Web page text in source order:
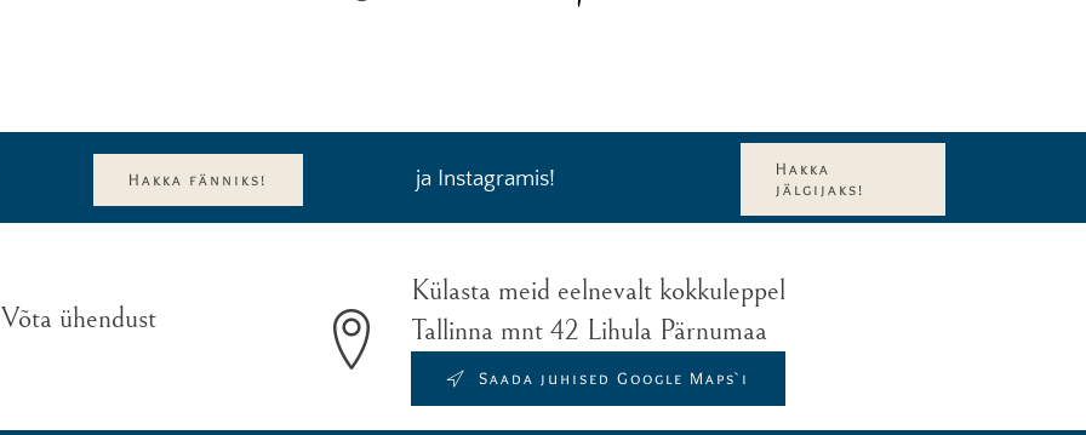
Hakka fänniks! ja Instagramis!
Hakka
jälgijaks!
ühendust
Külasta meid eelnevalt kokkuleppel
Tallinna mnt 42 Lihula Pärnumaa
Saada juhised Google Maps`i